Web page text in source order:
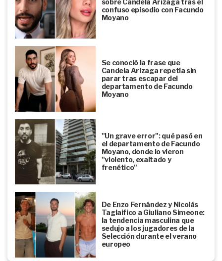
confuso episodio con Facundo
Moyano
Se conoció la frase que
Candela Arizaga repetía sin
parar tras escapar del
departamento de Facundo
Moyano
"Un grave error": qué pasó en
el departamento de Facundo
Moyano, donde lo vieron
"violento, exaltado y
frenético"
De Enzo Fernández y Nicolás
Taglaifico a Giuliano Simeone:
la tendencia masculina que
sedujo a los jugadores de la
Selección durante el verano
europeo